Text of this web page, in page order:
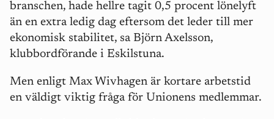
branschen, hade hellre tagit 0,5 procent lönelyft
än en extra ledig dag eftersom det leder till mer
ekonomisk stabilitet, sa Björn Axelsson,
klubbordförande i Eskilstuna.
Men enligt Max Wivhagen är kortare arbetstid
en väldigt viktig fråga för Unionens medlemmar.